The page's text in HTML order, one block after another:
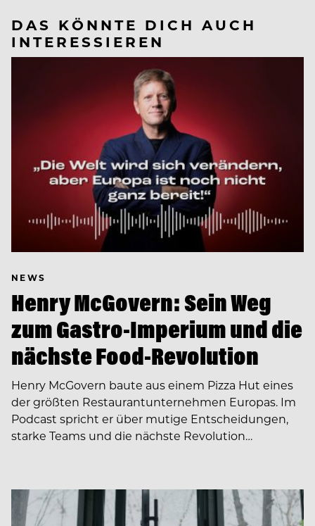
DAS KÖNNTE DICH AUCH
INTERESSIEREN
NEWS
Henry McGovern: Sein Weg
zum Gastro-Imperium und die
nächste Food-Revolution
Henry McGovern baute aus einem Pizza Hut eines
der größten Restaurantunternehmen Europas. Im
Podcast spricht er über mutige Entscheidungen,
starke Teams und die nächste Revolution…